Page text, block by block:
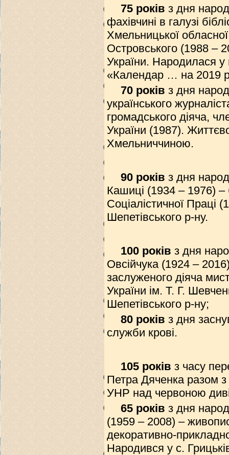
75 років з дня
фахівчині в галузі
Хмельницької
Островського (1988 –
України. Народилася
«Календар … на 2019
70 років з дня
українського
громадського діяча,
України (1987).
Хмельниччиною.
90 років з дня
Кашиці (1934 – 1976) –
Соціалістичної Праці
Шепетівського р-ну.
100 років з дня
Овсійчука (1924 –
заслуженого діяча
України ім. Т. Г.
Шепетівського р-ну;
80 років з дня
служби крові.
105 років з часу
Петра Дяченка разом з
УНР над червоною
65 років з дня
(1959 – 2008) –
декоративно-
Народився у с.